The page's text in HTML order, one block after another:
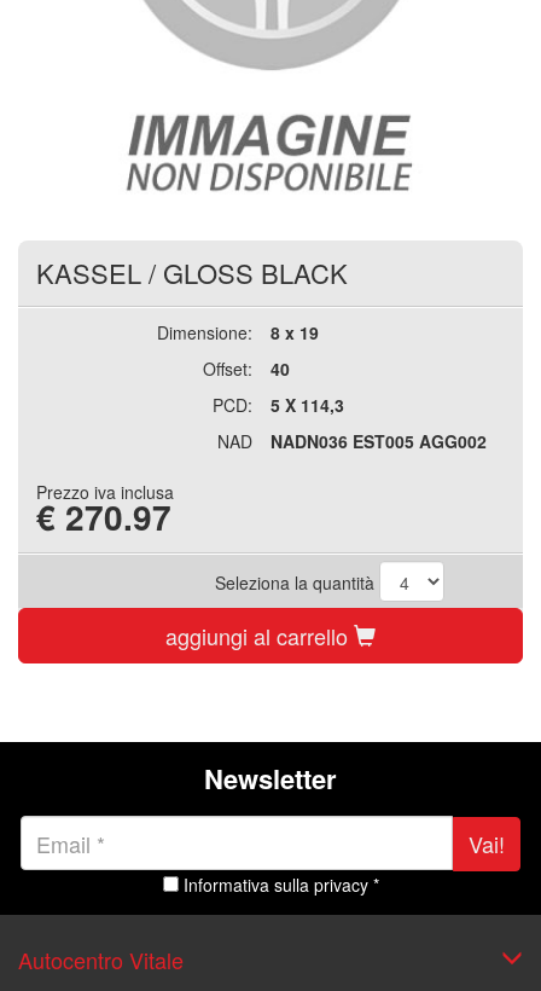
KASSEL/ GLOSS BLACK
Dimensione:
8 x 19
Offset:
40
PCD:
5 X 114,3
NAD
NADN036 EST005 AGG002
Prezzo iva inclusa
€ 270.97
Seleziona la quantità
aggiungi al carrello
Newsletter
Vai!
Informativa sulla privacy *
Autocentro Vitale